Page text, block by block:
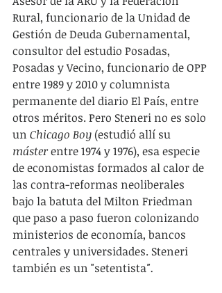
Rural, funcionario de la Unidad de
Gestión de Deuda Gubernamental,
consultor del estudio Posadas,
Posadas y Vecino, funcionario de OPP
entre 1989 y 2010 y columnista
permanente del diario El País, entre
otros méritos. Pero Steneri no es solo
un Chicago Boy (estudió allí su
máster entre 1974 y 1976), esa especie
de economistas formados al calor de
las contra-reformas neoliberales
bajo la batuta del Milton Friedman
que paso a paso fueron colonizando
ministerios de economía, bancos
centrales y universidades. Steneri
también es un "setentista".